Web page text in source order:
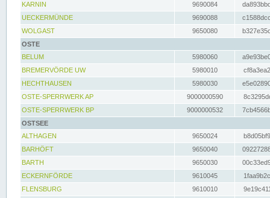
KARNIN
9690084
UECKERMÜNDE
9690088
WOLGAST
9650080
OSTE
BELUM
5980060
BREMERVÖRDE UW
5980010
HECHTHAUSEN
5980030
OSTE-SPERRWERK AP
9000000590
OSTE-SPERRWERK BP
9000000532
OSTSEE
ALTHAGEN
9650024
BARHÖFT
9650040
BARTH
9650030
ECKERNFÖRDE
9610045
FLENSBURG
9610010